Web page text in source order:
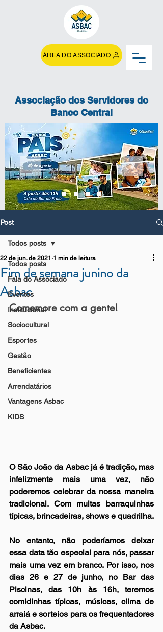
ÁREA DO ASSOCIADO
Associação dos Servidores do
Banco Central
Post
Todos posts
Fala do Associado
Eventos
Institucional
Sociocultural
Esportes
Gestão
Beneficientes
Arrendatários
Vantagens Asbac
KIDS
Todos posts
Fim de semana junino da
Asbac
22 de jun. de 2021 1 min de leitura
Comemore com a gente!
O São João da Asbac já é tradição, mas
infelizmente mais uma vez, não
poderemos celebrar da nossa maneira
tradicional. Com muitas barraquinhas
típicas, brincadeiras, shows e quadrilha.
No entanto, não poderíamos deixar
essa data tão especial para nós, passar
mais uma vez em branco. Por isso, nos
dias 26 e 27 de junho, no Bar das
Piscinas, das 10h às 16h, teremos
comidinhas típicas, músicas, clima de
arraiá e sorteios para os frequentadores
da Asbac.